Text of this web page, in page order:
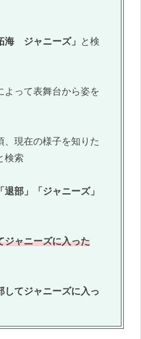
海 ジャニーズ」
と検
よって表舞台から姿を
、現在の様子を知りた
検索
「退部」「ジャニーズ」
ジャニーズに入った
してジャニーズに入っ